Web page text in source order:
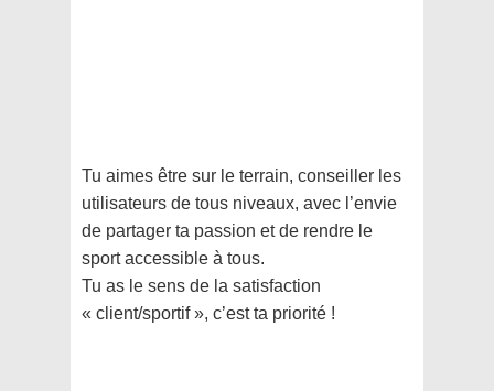
Tu aimes être sur le terrain, conseiller les
utilisateurs de tous niveaux, avec l’envie
de partager ta passion et de rendre le
sport accessible à tous.
Tu as le sens de la satisfaction
« client/sportif », c’est ta priorité !